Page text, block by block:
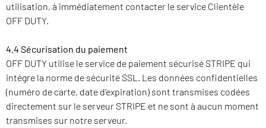
utilisation, à immédiatement contacter le service Clientèle
OFF DUTY.
4.4 Sécurisation du paiement
OFF DUTY utilise le service de paiement sécurisé STRIPE qui
intègre la norme de sécurité SSL. Les données confidentielles
(numéro de carte, date d’expiration) sont transmises codées
directement sur le serveur STRIPE et ne sont à aucun moment
transmises sur notre serveur.